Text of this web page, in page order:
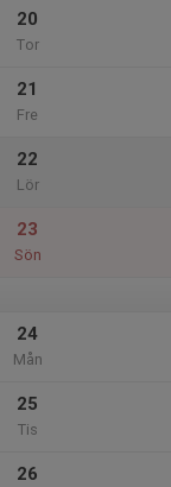
20
Tor
21
Fre
22
Lör
23
Sön
24
Mån
25
Tis
26